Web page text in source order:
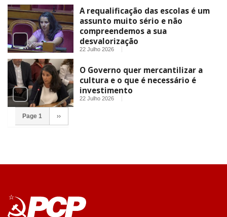
A requalificação das escolas é um
assunto muito sério e não
compreendemos a sua
desvalorização
22 Julho 2026
O Governo quer mercantilizar a
cultura e o que é necessário é
investimento
22 Julho 2026
Page 1 ››